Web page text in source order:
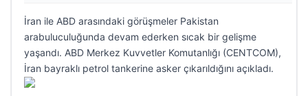
İran ile ABD arasındaki görüşmeler Pakistan
arabuluculuğunda devam ederken sıcak bir gelişme
yaşandı. ABD Merkez Kuvvetler Komutanlığı (CENTCOM),
İran bayraklı petrol tankerine asker çıkarıldığını açıkladı.